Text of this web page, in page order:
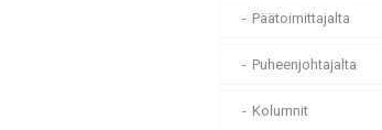
Päätoimittajalta
Puheenjohtajalta
Kolumnit